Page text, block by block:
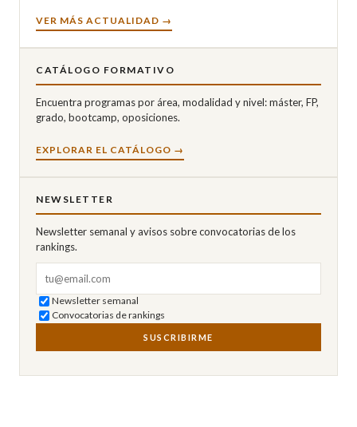
VER MÁS ACTUALIDAD →
CATÁLOGO FORMATIVO
Encuentra programas por área, modalidad y nivel: máster, FP,
grado, bootcamp, oposiciones.
EXPLORAR EL CATÁLOGO →
NEWSLETTER
Newsletter semanal y avisos sobre convocatorias de los
rankings.
Newsletter semanal
Convocatorias de rankings
SUSCRIBIRME